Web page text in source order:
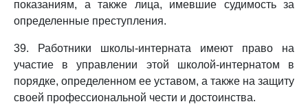
показаниям, а также лица, имевшие судимость за
определенные преступления.
39. Работники школы-интерната имеют право на
участие в управлении этой школой-интернатом в
порядке, определенном ее уставом, а также на защиту
своей профессиональной чести и достоинства.